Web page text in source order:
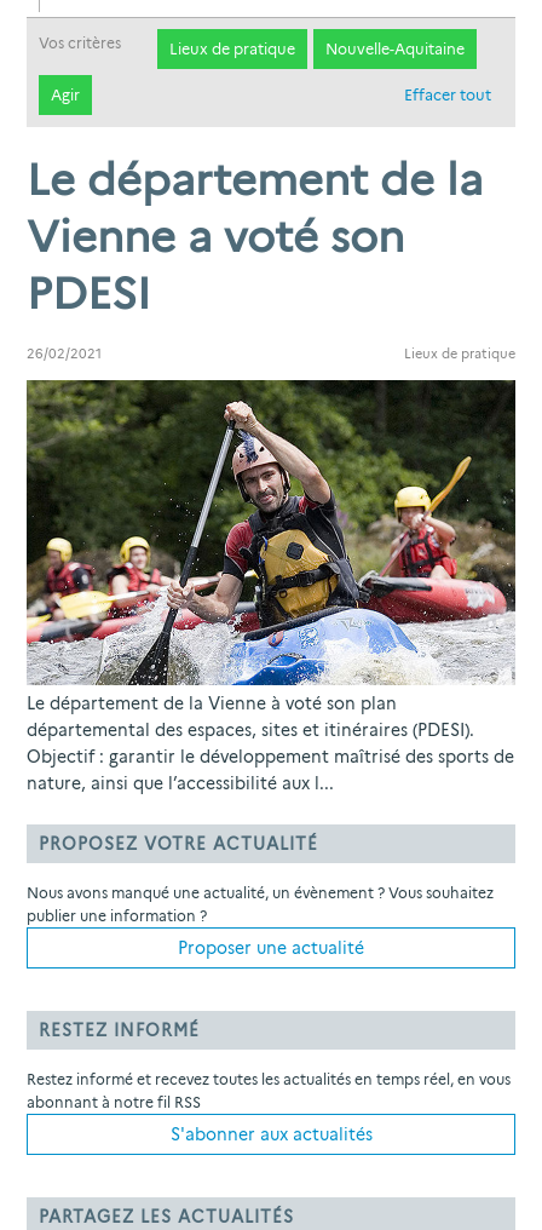
Vos critères Lieux de pratique Nouvelle-Aquitaine
Agir Effacer tout
Le département de la
Vienne a voté son
PDESI
26/02/2021 Lieux de pratique
Le département de la Vienne à voté son plan
départemental des espaces, sites et itinéraires (PDESI).
Objectif : garantir le développement maîtrisé des sports de
nature, ainsi que l’accessibilité aux l...
PROPOSEZ VOTRE ACTUALITÉ
Nous avons manqué une actualité, un évènement ? Vous souhaitez
publier une information ?
Proposer une actualité
RESTEZ INFORMÉ
Restez informé et recevez toutes les actualités en temps réel, en vous
abonnant à notre fil RSS
S'abonner aux actualités
PARTAGEZ LES ACTUALITÉS